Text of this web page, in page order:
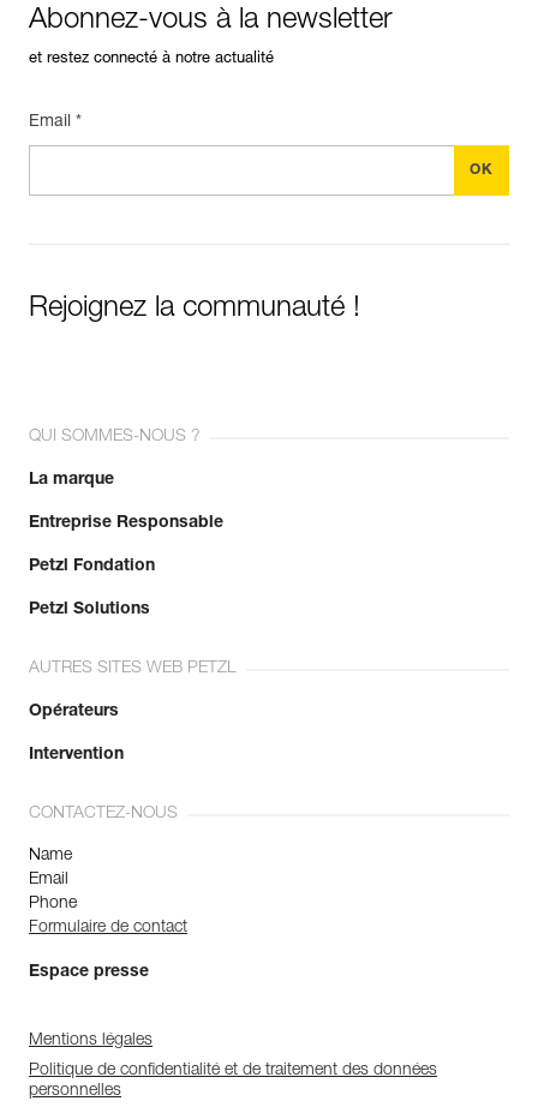
Abonnez-vous à la newsletter
et restez connecté à notre actualité
Email *
Rejoignez la communauté !
QUI SOMMES-NOUS ?
La marque
Entreprise Responsable
Petzl Fondation
Petzl Solutions
AUTRES SITES WEB PETZL
Opérateurs
Intervention
CONTACTEZ-NOUS
Name
Email
Phone
Formulaire de contact
Espace presse
Mentions légales
Politique de confidentialité et de traitement des données
personnelles